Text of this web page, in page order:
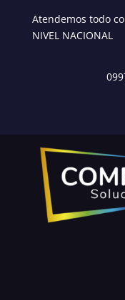
Atendemos todo
NIVEL NACIONAL